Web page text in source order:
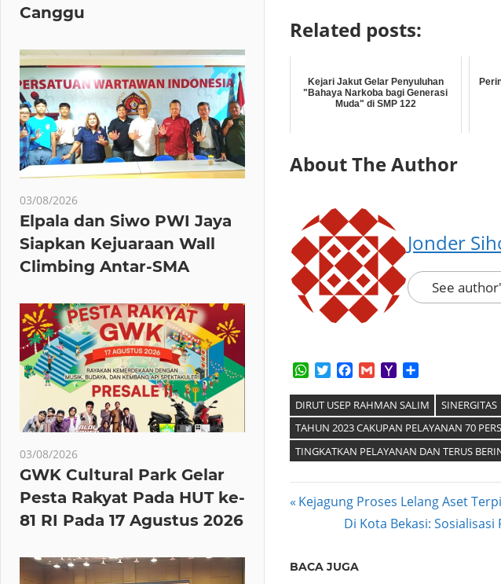
Related posts:
Kejari Jakut Gelar Penyuluhan
"Bahaya Narkoba bagi Generasi
Muda" di SMP 122
About The Author
Jonder
See
WhatsApp
TwitterFacebook
GmailYahoo
DIRUT USEP RAHMAN SALIM
TAHUN 2023 CAKUPAN PELAYANAN 70
TINGKATKAN PELAYANAN DAN TERUS
Post
navigation
Previous
Kejagung Proses Lelang Aset
Next
Di Kota Bekasi:
BACA JUGA
Canggu
03/08/2026
Elpala dan Siwo PWI Jaya
Siapkan Kejuaraan Wall
Climbing Antar-SMA
03/08/2026
GWK Cultural Park Gelar
Pesta Rakyat Pada HUT ke-
81 RI Pada 17 Agustus 2026